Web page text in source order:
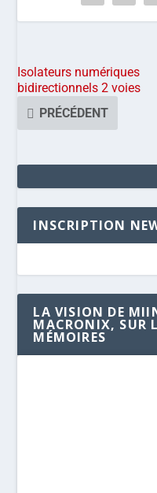
Isolateurs numériques
bidirectionnels 2 voies
PRÉCÉDENT
INSCRIPTION
LA VISION DE
MACRONIX, SUR
MÉMOIRES